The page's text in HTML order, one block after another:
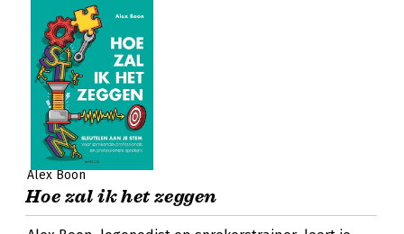
Alex Boon
Hoe zal ik het zeggen